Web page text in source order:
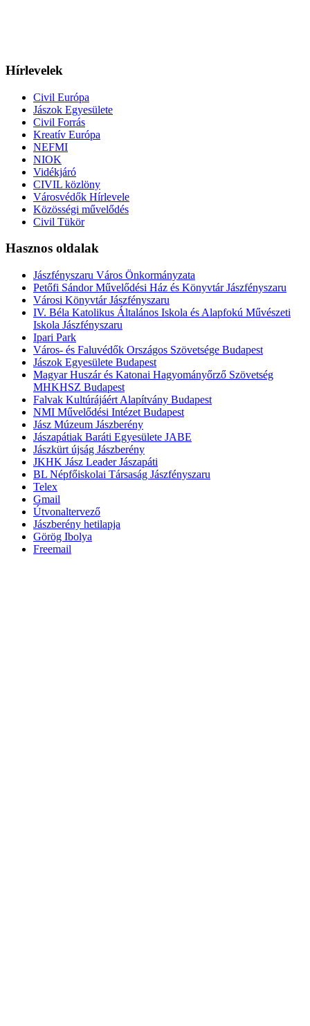
Hírlevelek
Civil Európa
Jászok Egyesülete
Civil Forrás
Kreatív Európa
NEFMI
NIOK
Vidékjáró
CIVIL közlöny
Városvédők Hírlevele
Közösségi művelődés
Civil Tükör
Hasznos oldalak
Jászfényszaru Város Önkormányzata
Petőfi Sándor Művelődési Ház és Könyvtár Jászfényszaru
Városi Könyvtár Jászfényszaru
IV. Béla Katolikus Általános Iskola és Alapfokú Művészeti
Iskola Jászfényszaru
Ipari Park
Város- és Faluvédők Országos Szövetsége Budapest
Jászok Egyesülete Budapest
Magyar Huszár és Katonai Hagyományőrző Szövetség
MHKHSZ Budapest
Falvak Kultúrájáért Alapítvány Budapest
NMI Művelődési Intézet Budapest
Jász Múzeum Jászberény
Jászapátiak Baráti Egyesülete JABE
Jászkürt újság Jászberény
JKHK Jász Leader Jászapáti
BL Népfőiskolai Társaság Jászfényszaru
Telex
Gmail
Útvonaltervező
Jászberény hetilapja
Görög Ibolya
Freemail